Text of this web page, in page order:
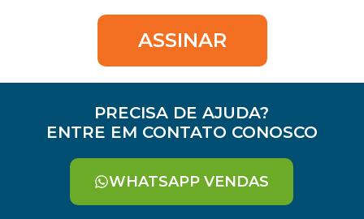
ASSINAR
PRECISA DE AJUDA?
ENTRE EM CONTATO CONOSCO
WHATSAPP VENDAS